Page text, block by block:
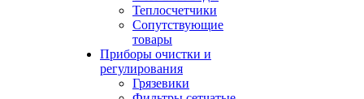
Теплосчетчики
Сопутствующие
товары
Приборы очистки и
регулирования
Грязевики